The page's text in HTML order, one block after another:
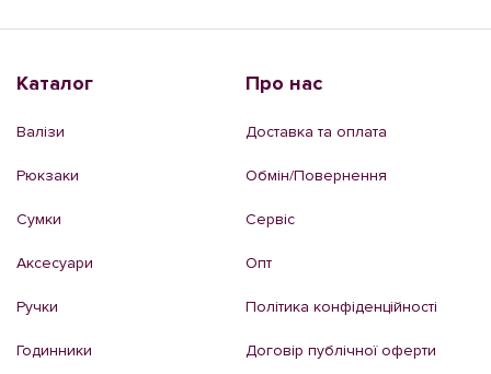
Каталог
Валізи
Рюкзаки
Сумки
Аксесуари
Ручки
Годинники
Про нас
Доставка та оплата
Обмін/Повернення
Сервіс
Опт
Політика конфіденційності
Договір публічної оферти